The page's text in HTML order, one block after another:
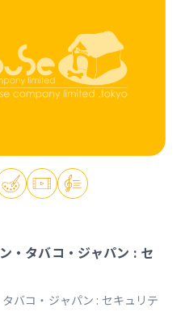
・タバコ・ジャパン : セ
バコ・ジャパン : セキュリテ